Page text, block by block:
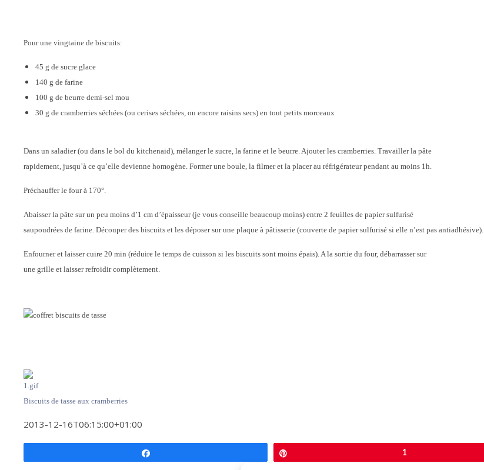
Pour une vingtaine de biscuits:
45 g de sucre glace
140 g de farine
100 g de beurre demi-sel mou
30 g de cramberries séchées (ou cerises séchées, ou encore raisins secs) en tout petits morceaux
Dans un saladier (ou dans le bol du kitchenaid), mélanger le sucre, la farine et le beurre. Ajouter les cramberries. Travailler la pâte
rapidement, jusqu’à ce qu’elle devienne homogène. Former une boule, la filmer et la placer au réfrigérateur pendant au moins 1h.
Préchauffer le four à 170°.
Abaisser la pâte sur un peu moins d’1 cm d’épaisseur (je vous conseille beaucoup moins) entre 2 feuilles de papier sulfurisé
saupoudrées de farine. Découper des biscuits et les déposer sur une plaque à pâtisserie (couverte de papier sulfurisé si elle n’est pas antiadhésive).
Enfourner et laisser cuire 20 min (réduire le temps de cuisson si les biscuits sont moins épais). A la sortie du four, débarrasser sur
une grille et laisser refroidir complètement.
Biscuits de tasse aux cramberries
2013-12-16T06:15:00+01:00
1